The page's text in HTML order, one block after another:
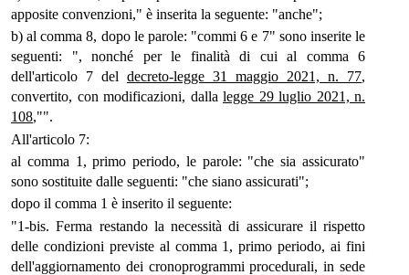
apposite convenzioni," è inserita la seguente: "anche";
b) al comma 8, dopo le parole: "commi 6 e 7" sono inserite le
seguenti: ", nonché per le finalità di cui al comma 6
dell'articolo 7 del decreto-legge 31 maggio 2021, n. 77,
convertito, con modificazioni, dalla legge 29 luglio 2021, n.
108,"".
All'articolo 7:
al comma 1, primo periodo, le parole: "che sia assicurato"
sono sostituite dalle seguenti: "che siano assicurati";
dopo il comma 1 è inserito il seguente:
"1-bis. Ferma restando la necessità di assicurare il rispetto
delle condizioni previste al comma 1, primo periodo, ai fini
dell'aggiornamento dei cronoprogrammi procedurali, in sede